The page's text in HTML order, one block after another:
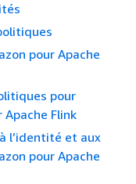
pour Apache
pour
Flink
l’identité et aux
pour Apache